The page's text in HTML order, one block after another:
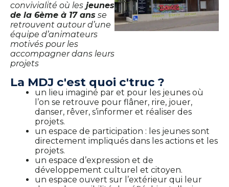
convivialité où les jeunes
de la 6ème à 17 ans se
retrouvent autour d’une
équipe d’animateurs
motivés pour les
accompagner dans leurs
projets
La MDJ c'est quoi c'truc ?
un lieu imaginé par et pour les jeunes où
l’on se retrouve pour flâner, rire, jouer,
danser, rêver, s’informer et réaliser des
projets.
un espace de participation : les jeunes sont
directement impliqués dans les actions et les
projets.
un espace d’expression et de
développement culturel et citoyen.
un espace ouvert sur l’extérieur qui leur